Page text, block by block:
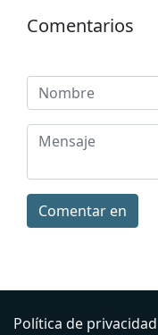
Comentarios
Comentar en
Política de privacidad